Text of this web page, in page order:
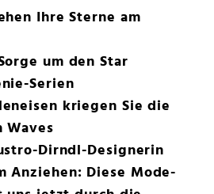
Ihre Sterne am
um den Star
Serien
kriegen Sie die
Waves
Dirndl-Designerin
Anziehen: Diese Mode-